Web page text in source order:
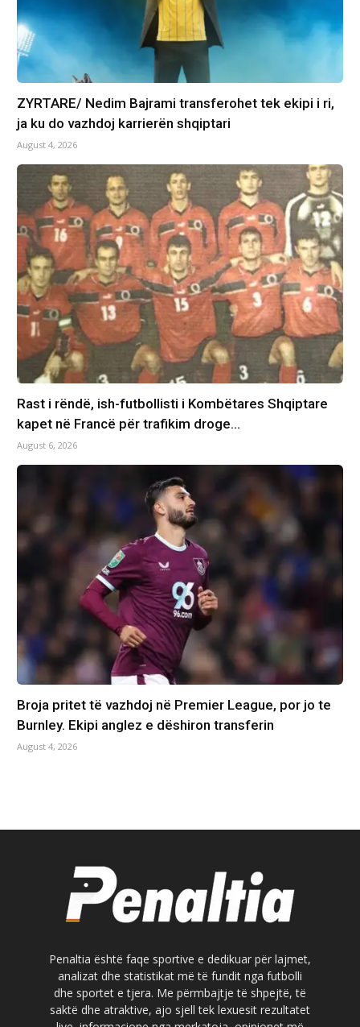
ZYRTARE/ Nedim Bajrami transferohet tek ekipi i ri,
ja ku do vazhdoj karrierën shqiptari
August 4, 2026
Rast i rëndë, ish-futbollisti i Kombëtares Shqiptare
kapet në Francë për trafikim droge…
August 6, 2026
Broja pritet të vazhdoj në Premier League, por jo te
Burnley. Ekipi anglez e dëshiron transferin
August 4, 2026
Penaltia është faqe sportive e dedikuar për lajmet,
analizat dhe statistikat më të fundit nga futbolli
dhe sportet e tjera. Me përmbajtje të shpejtë, të
saktë dhe atraktive, ajo sjell tek lexuesit rezultatet